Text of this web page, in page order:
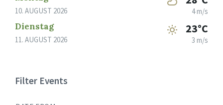
10. AUGUST 2026 4 m/s
Dienstag
11. AUGUST 2026
23°C
3 m/s
Filter Events